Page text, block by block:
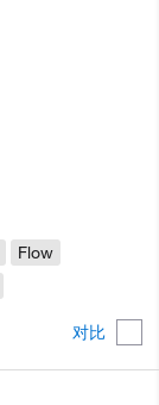
对比
Flow